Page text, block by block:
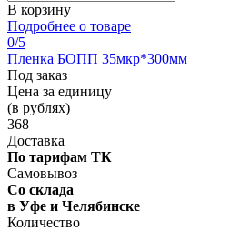
В корзину
Подробнее о товаре
0/5
Пленка БОПП 35мкр*300мм
Под заказ
Цена за единицу
(в рублях)
368
Доставка
По тарифам ТК
Самовывоз
Со склада
в Уфе и Челябинске
Количество